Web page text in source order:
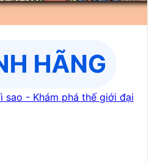
sao - Khám phá thế giới đại